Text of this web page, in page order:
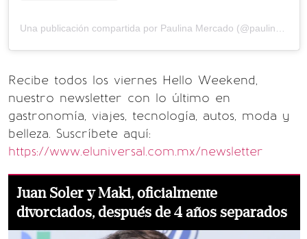
Una publicación compartida por Paulina Mercado (@paulinamercado007)
Recibe todos los viernes Hello Weekend,
nuestro newsletter con lo último en
gastronomía, viajes, tecnología, autos, moda y
belleza. Suscríbete aquí:
https://www.eluniversal.com.mx/newsletter
Juan Soler y Maki, oficialmente
divorciados, después de 4 años separados